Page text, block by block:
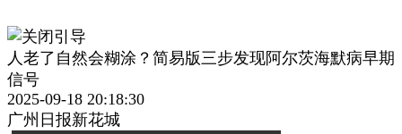
人老了自然会糊涂？简易版三步发现阿尔茨海默病早期
信号
2025-09-18 20:18:30
广州日报新花城